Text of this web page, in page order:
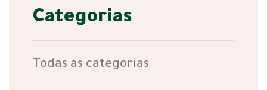
Categorias
Todas as categorias